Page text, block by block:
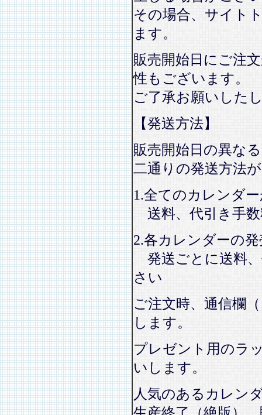
その場合、サイト
ます。
販売開始日にご注
性もございます。
ご了承お願いした
【発送方法】
販売開始日の異な
二通りの発送方法
1.全てのカレンダ
送料、代引き手
2.各カレンダーの
発送ごとに送料
さい
ご注文時、通信欄
します。
プレゼント用のラ
いします。
人気のあるカレン